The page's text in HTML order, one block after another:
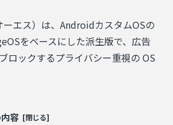
エス）は、AndroidカスタムOSの
をベースにした派生版で、広告
ロックするプライバシー重視の OS
容